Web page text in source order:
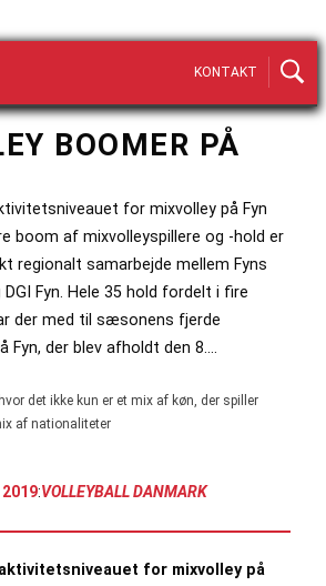
KONTAKT
BOOMER PÅ
for mixvolley på Fyn
boom af mixvolleyspillere og -hold er
regionalt samarbejde mellem Fyns
Fyn. Hele 35 hold fordelt i fire
der med til sæsonens fjerde
der blev afholdt den 8.…
det ikke kun er et mix af køn, der spiller
af nationaliteter
2019:VOLLEYBALL DANMARK
for mixvolley på